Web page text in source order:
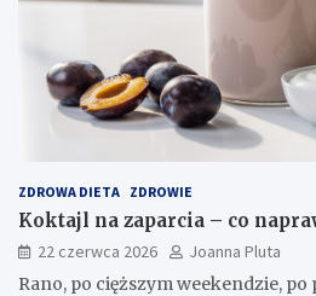
ZDROWA DIETA ZDROWIE
Koktajl na zaparcia – co
22 czerwca 2026
Joanna Pluta
Rano, po cięższym weekendzie,